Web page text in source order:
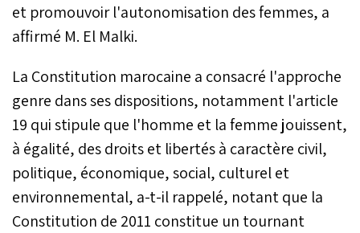
et promouvoir l'autonomisation des femmes, a
affirmé M. El Malki.
La Constitution marocaine a consacré l'approche
genre dans ses dispositions, notamment l'article
19 qui stipule que l'homme et la femme jouissent,
à égalité, des droits et libertés à caractère civil,
politique, économique, social, culturel et
environnemental, a-t-il rappelé, notant que la
Constitution de 2011 constitue un tournant